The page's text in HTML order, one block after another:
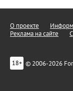
О проекте
Реклама на сайте
18+ © 2006-2026